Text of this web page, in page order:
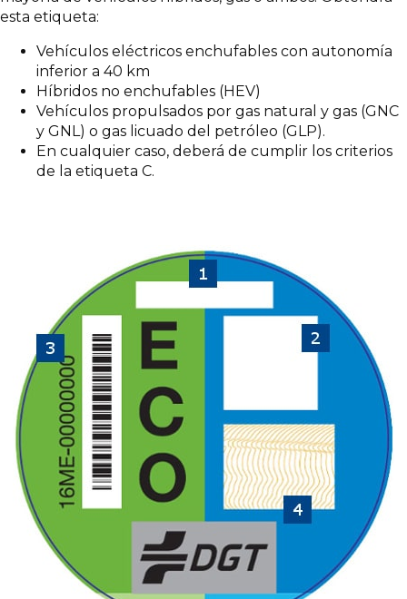
esta etiqueta:
Vehículos eléctricos enchufables con autonomía
inferior a 40 km
Híbridos no enchufables (HEV)
Vehículos propulsados por gas natural y gas (GNC
y GNL) o gas licuado del petróleo (GLP).
En cualquier caso, deberá de cumplir los criterios
de la etiqueta C.